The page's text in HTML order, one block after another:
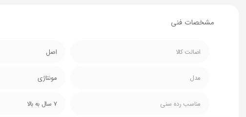
مشخصات فنی
اصالت کالا اصل
مدل مونتاژی
مناسب رده سنی 7 سال به بالا